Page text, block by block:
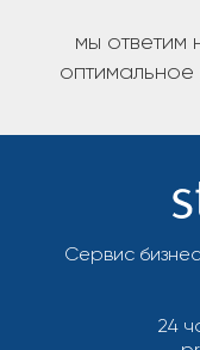
мы ответим
Сервис
24